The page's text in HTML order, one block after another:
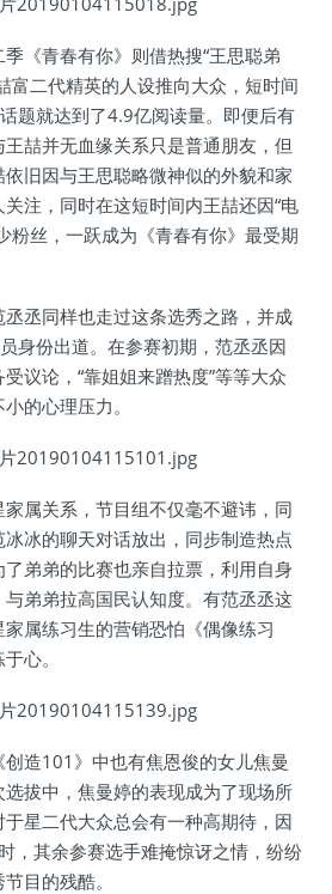
《青春有你》则借热搜“王思聪弟
富二代精英的人设推向大众，短时间
题就达到了4.9亿阅读量。即便后有
喆并无血缘关系只是普通朋友，但
旧因与王思聪略微神似的外貌和家
注，同时在这短时间内王喆还因“电
粉丝，一跃成为《青春有你》最受期
丞同样也走过这条选秀之路，并成
身份出道。在参赛初期，范丞丞因
议论，“靠姐姐来蹭热度”等等大众
的心理压力。
属关系，节目组不仅毫不避讳，同
冰的聊天对话放出，同步制造热点
弟弟的比赛也亲自拉票，利用自身
弟弟拉高国民认知度。有范丞丞这
属练习生的营销恐怕《偶像练习
心。
造101》中也有焦恩俊的女儿焦曼
拔中，焦曼婷的表现成为了现场所
星二代大众总会有一种高期待，因
，其余参赛选手难掩惊讶之情，纷纷
目的残酷。